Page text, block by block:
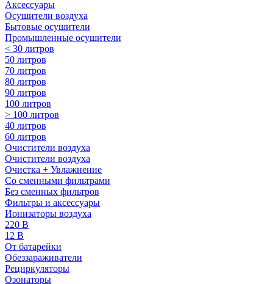
Аксессуары
Осушители воздуха
Бытовые осушители
Промышленные осушители
< 30 литров
50 литров
70 литров
80 литров
90 литров
100 литров
> 100 литров
40 литров
60 литров
Очистители воздуха
Очистители воздуха
Очистка + Увлажнение
Cо сменными фильтрами
Без сменных фильтров
Фильтры и аксессуары
Ионизаторы воздуха
220 В
12 В
От батарейки
Обеззараживатели
Рециркуляторы
Озонаторы